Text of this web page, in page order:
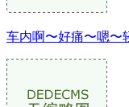
车内啊〜好痛〜嗯〜